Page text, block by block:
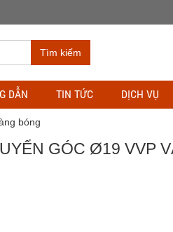
Tìm kiếm
DẪN TIN TỨC DỊCH VỤ
bóng
GÓC Ø19 VVP